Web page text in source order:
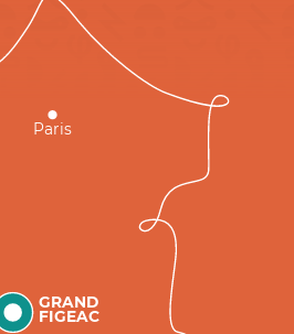
GRAND
FIGEAC
Paris